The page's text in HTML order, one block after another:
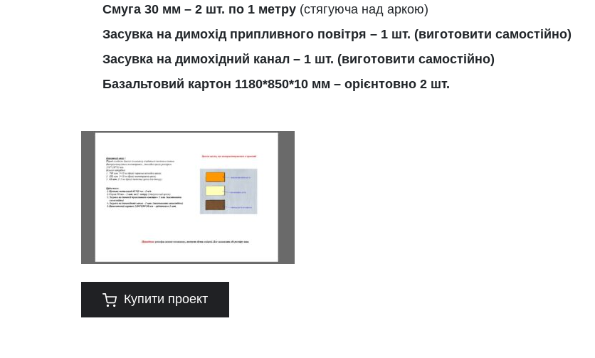
Смуга 30 мм – 2 шт. по 1 метру (стягуюча над аркою)
Засувка на димохід припливного повітря – 1 шт. (виготовити самостійно)
Засувка на димохідний канал – 1 шт. (виготовити самостійно)
Базальтовий картон 1180*850*10 мм – орієнтовно 2 шт.
Купити проект